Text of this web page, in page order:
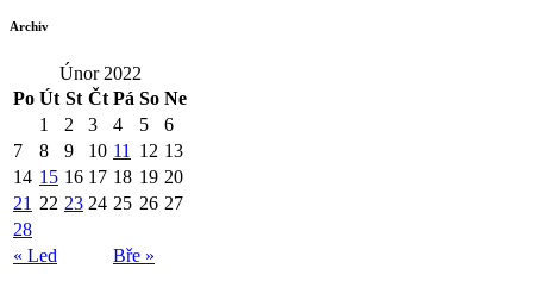
Archiv
Únor 2022
Po Út St Čt Pá So Ne
« Led Bře »
1 2 3 4 5
6
7
8 9 10 11 12 13
14 15 16 17 18 19 20
21 22 23 24 25 26 27
28